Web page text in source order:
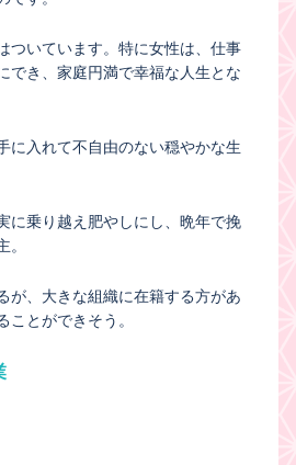
ついています。特に女性は、仕事
でき、家庭円満で幸福な人生とな
に入れて不自由のない穏やかな生
に乗り越え肥やしにし、晩年で挽
。
が、大きな組織に在籍する方があ
ことができそう。